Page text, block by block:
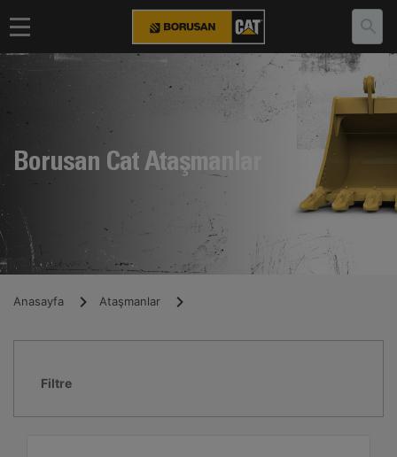
Borusan Cat Ataşmanlar
Anasayfa Ataşmanlar
Filtre